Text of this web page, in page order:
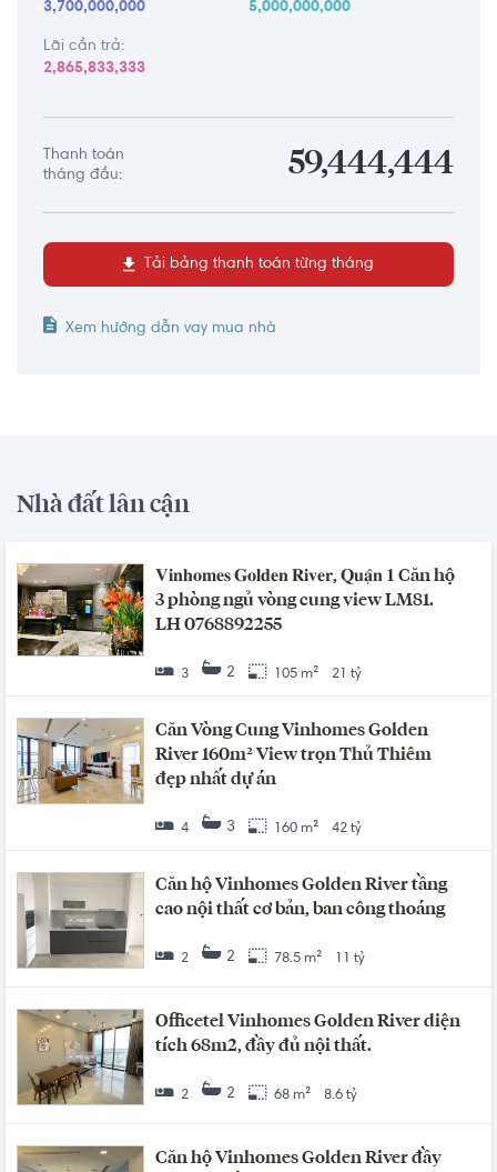
3,700,000,000 5,000,000,000
Lãi cần trả:
2,865,833,333
Thanh toán
tháng đầu:
59,444,444
Tải bảng thanh toán từng tháng
Xem hướng dẫn vay mua nhà
Nhà đất lân cận
𝐕𝐢𝐧𝐡𝐨𝐦𝐞𝐬 𝐆𝐨𝐥𝐝𝐞𝐧 𝐑𝐢𝐯𝐞𝐫, 𝐐𝐮𝐚̣̂𝐧 𝟏 Căn hộ
3 phòng ngủ vòng cung view LM81.
LH 0768892255
3 2 105 m² 21 tỷ
Căn Vòng Cung Vinhomes Golden
River 160m² View trọn Thủ Thiêm
đẹp nhất dự án
4 3 160 m² 42 tỷ
Căn hộ Vinhomes Golden River tầng
cao nội thất cơ bản, ban công thoáng
2 2 78.5 m² 11 tỷ
Officetel Vinhomes Golden River diện
tích 68m2, đầy đủ nội thất.
2 2 68 m² 8.6 tỷ
Căn hộ Vinhomes Golden River đầy